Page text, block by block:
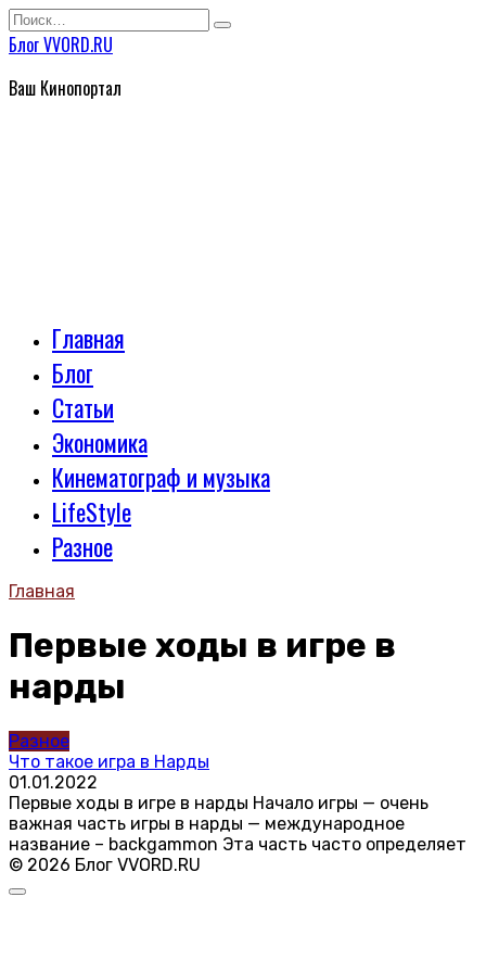
Перейти
к
содержанию
Search
for:
Блог VVORD.RU
Ваш Кинопортал
Главная
Блог
Статьи
Экономика
Кинематограф и музыка
LifeStyle
Разное
Главная
Первые ходы в игре в
нарды
Разное
Что такое игра в Нарды
01.01.2022
Первые ходы в игре в нарды Начало игры — очень
важная часть игры в нарды — международное
название – backgammon Эта часть часто определяет
© 2026 Блог VVORD.RU